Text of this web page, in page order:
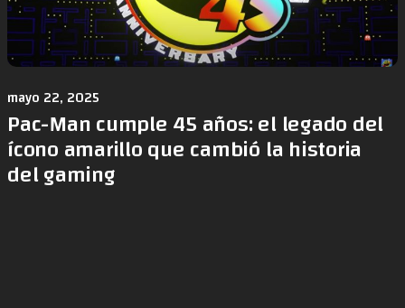
mayo 22, 2025
Pac-Man cumple 45 años: el legado del
ícono amarillo que cambió la historia
del gaming